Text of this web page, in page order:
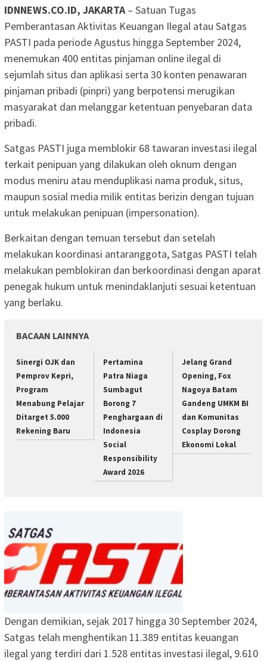
IDNNEWS.CO.ID, JAKARTA– Satuan Tugas
Pemberantasan Aktivitas Keuangan Ilegal atau Satgas
PASTI pada periode Agustus hingga September 2024,
menemukan 400 entitas pinjaman online ilegal di
sejumlah situs dan aplikasi serta 30 konten penawaran
pinjaman pribadi (pinpri) yang berpotensi merugikan
masyarakat dan melanggar ketentuan penyebaran data
pribadi.
Satgas PASTI juga memblokir 68 tawaran investasi ilegal
terkait penipuan yang dilakukan oleh oknum dengan
modus meniru atau menduplikasi nama produk, situs,
maupun sosial media milik entitas berizin dengan tujuan
untuk melakukan penipuan (impersonation).
Berkaitan dengan temuan tersebut dan setelah
melakukan koordinasi antaranggota, Satgas PASTI telah
melakukan pemblokiran dan berkoordinasi dengan aparat
penegak hukum untuk menindaklanjuti sesuai ketentuan
yang berlaku.
BACAAN LAINNYA
Sinergi OJK dan
Pemprov Kepri,
Program
Menabung Pelajar
Ditarget 5.000
Rekening Baru
Pertamina
Patra Niaga
Sumbagut
Borong 7
Penghargaan di
Indonesia
Social
Responsibility
Award 2026
Jelang Grand
Opening, Fox
Nagoya Batam
Gandeng UMKM BI
dan Komunitas
Cosplay Dorong
Ekonomi Lokal
Dengan demikian, sejak 2017 hingga 30 September 2024,
Satgas telah menghentikan 11.389 entitas keuangan
ilegal yang terdiri dari 1.528 entitas investasi ilegal, 9.610